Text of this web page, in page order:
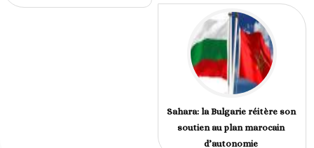
Sahara: la Bulgarie réitère son
soutien au plan marocain
d’autonomie